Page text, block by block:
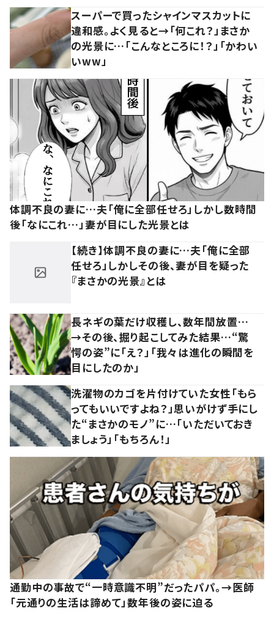
スーパーで買ったシャインマスカットに
違和感。よく見ると→「何これ？」まさか
の光景に…「こんなところに！？」「かわい
いww」
体調不良の妻に…夫「俺に全部任せろ」しかし数時間
後「なにこれ…」妻が目にした光景とは
【続き】体調不良の妻に…夫「俺に全部
任せろ」しかしその後、妻が目を疑った
『まさかの光景』とは
長ネギの葉だけ収穫し、数年間放置…
→その後、掘り起こしてみた結果…“驚
愕の姿”に「え？」「我々は進化の瞬間を
目にしたのか」
洗濯物のカゴを片付けていた女性「もら
ってもいいですよね？」思いがけず手にし
た“まさかのモノ”に…「いただいておき
ましょう」「もちろん！」
通勤中の事故で“一時意識不明”だったパパ。→医師
「元通りの生活は諦めて」数年後の姿に迫る